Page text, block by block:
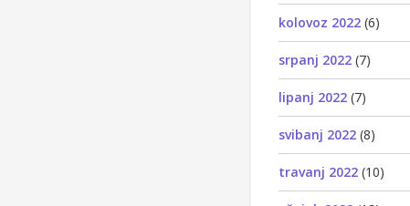
kolovoz 2022 (6)
srpanj 2022 (7)
lipanj 2022 (7)
svibanj 2022 (8)
travanj 2022 (10)